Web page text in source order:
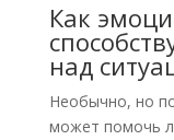
Как
над
Необычно, но
может помочь